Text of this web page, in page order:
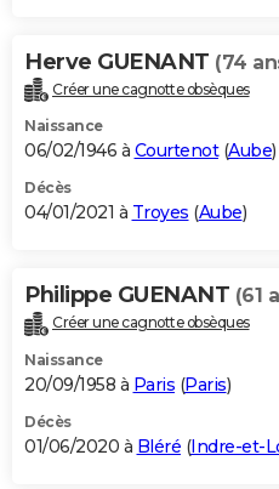
Herve GUENANT (74
Créer une cagnotte obsèques
Naissance
06/02/1946 à Courtenot(Aube)
Décès
04/01/2021 à Troyes (Aube)
Philippe GUENANT (61
Créer une cagnotte obsèques
Naissance
20/09/1958 à Paris (Paris)
Décès
01/06/2020 à Bléré (Indre-et-